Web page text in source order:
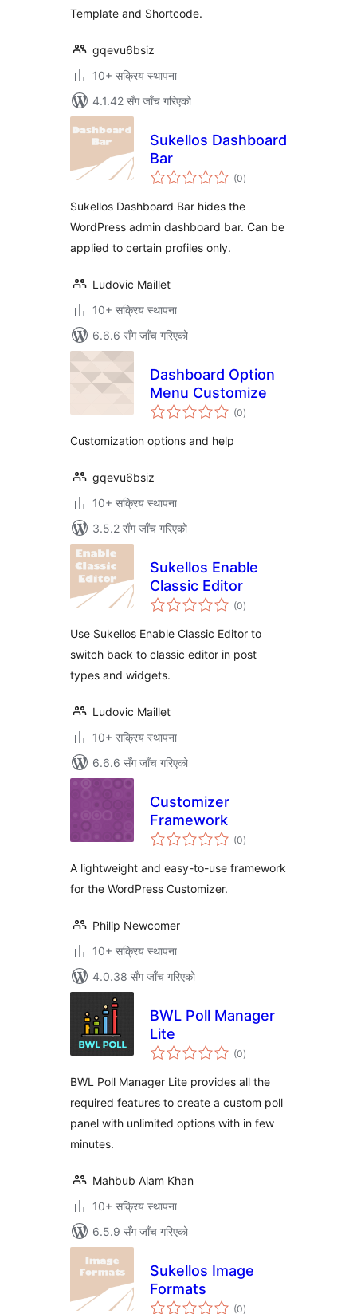
Template and Shortcode.
gqevu6bsiz
10+ सक्रिय स्थापना
4.1.42 सँग जाँच गरिएको
Sukellos Dashboard
Bar
(0कुल
रेटिङ्गहरू
)
Sukellos Dashboard Bar hides the
WordPress admin dashboard bar. Can be
applied to certain profiles only.
Ludovic Maillet
10+ सक्रिय स्थापना
6.6.6 सँग जाँच गरिएको
Dashboard Option
Menu Customize
(0कुल
रेटिङ्गहरू
)
Customization options and help
gqevu6bsiz
10+ सक्रिय स्थापना
3.5.2 सँग जाँच गरिएको
Sukellos Enable
Classic Editor
(0कुल
रेटिङ्गहरू
)
Use Sukellos Enable Classic Editor to
switch back to classic editor in post
types and widgets.
Ludovic Maillet
10+ सक्रिय स्थापना
6.6.6 सँग जाँच गरिएको
Customizer
Framework
(0कुल
रेटिङ्गहरू
)
A lightweight and easy-to-use framework
for the WordPress Customizer.
Philip Newcomer
10+ सक्रिय स्थापना
4.0.38 सँग जाँच गरिएको
BWL Poll Manager
Lite
(0कुल
रेटिङ्गहरू
)
BWL Poll Manager Lite provides all the
required features to create a custom poll
panel with unlimited options with in few
minutes.
Mahbub Alam Khan
10+ सक्रिय स्थापना
6.5.9 सँग जाँच गरिएको
Sukellos Image
Formats
(0कुल
)